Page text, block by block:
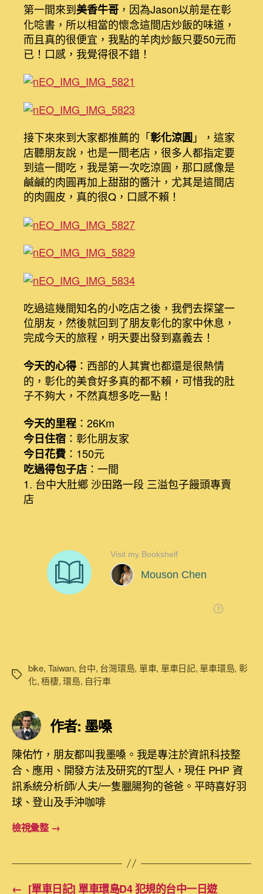
第一間來到美香牛哥 ，因為Jason以前是在彰
化唸書，所以相當的懷念這間店炒飯的味道，
而且真的很便宜，我點的羊肉炒飯只要50元而
已！口感，我覺得很不錯！
接下來來到大家都推薦的「彰化涼圓」，這家
店聽朋友說，也是一間老店，很多人都指定要
到這一間吃，我是第一次吃涼圓，那口感像是
鹹鹹的肉圓再加上甜甜的醬汁，尤其是這間店
的肉圓皮，真的很Q，口感不賴！
吃過這幾間知名的小吃店之後，我們去探望一
位朋友，然後就回到了朋友彰化的家中休息，
完成今天的旅程，明天要出發到嘉義去！
今天的心得 ：西部的人其實也都還是很熱情
的，彰化的美食好多真的都不賴，可惜我的肚
子不夠大，不然真想多吃一點！
今天的里程 ：26Km
今日住宿 ：彰化朋友家
今日花費 ：150元
吃過得包子店 ：一間
1. 台中大肚鄉 沙田路一段 三溢包子饅頭專賣
店
標
bike, Taiwan, 台中, 台灣環島, 單車, 單車日記, 單車環島, 彰
化,梧棲,環島, 自行車
作者: 墨嗓
陳佑竹，朋友都叫我墨嗓。我是專注於資訊科技整
合、應用、開發方法及研究的T型人，現任 PHP 資
訊系統分析師/人夫/一隻臘腸狗的爸爸。平時喜好羽
球、登山及手沖咖啡
檢視彙整 →
← [單車日記] 單車環島D4 犯規的台中一日遊